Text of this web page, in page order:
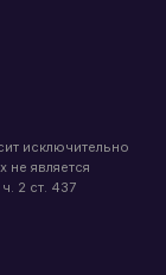
исключительно
не является
2 ст. 437